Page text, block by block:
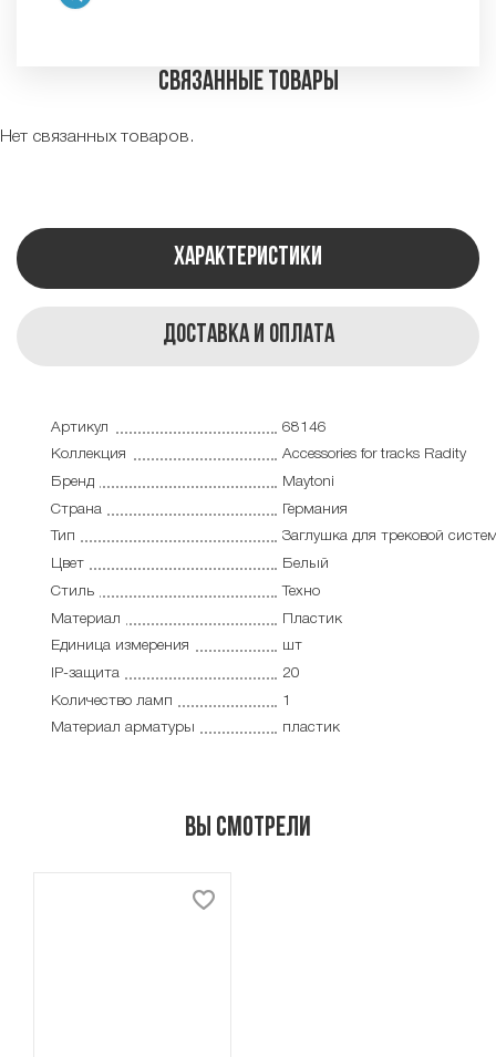
Связанные товары
Нет связанных товаров.
Характеристики
Доставка и оплата
Артикул
68146
Коллекция
Accessories for tracks Radity
Бренд
Maytoni
Страна
Германия
Тип
Заглушка для трековой
Цвет
Белый
Стиль
Техно
Материал
Пластик
Единица измерения
шт
IP-защита
20
Количество ламп
1
Материал арматуры
пластик
Вы смотрели